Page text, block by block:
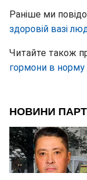
Раніше ми
здоровій вазі
Читайте також
гормони в